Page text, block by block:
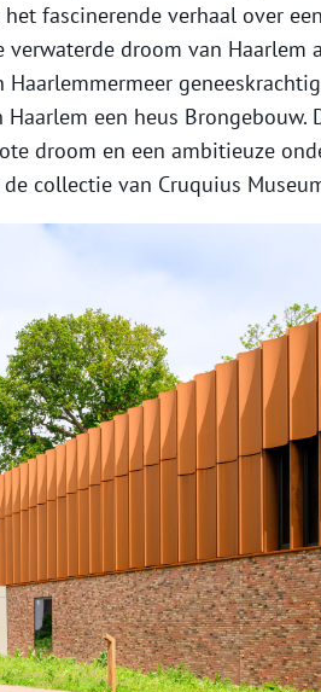
fascinerende verhaal over
verwaterde droom van Haarlem
een heus Brongebouw.
droom en een ambitieuze
collectie van Cruquius